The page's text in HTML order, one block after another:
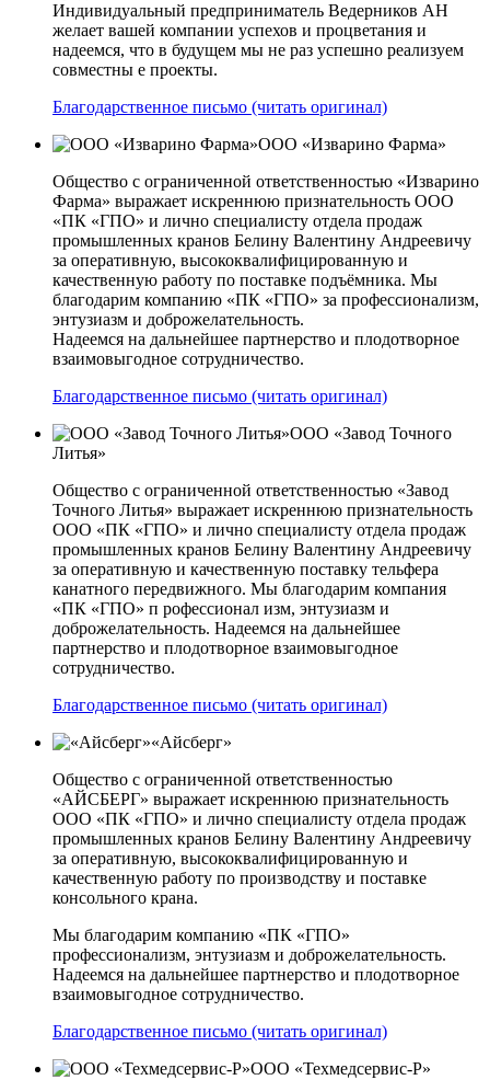
Индивидуальный предприниматель Ведерников АН
желает вашей компании успехов и процветания и
надеемся, что в будущем мы не раз успешно реализуем
совместны е проекты.
Благодарственное письмо (читать оригинал)
ООО «Изварино Фарма»
Общество с ограниченной ответственностью «Изварино
Фарма» выражает искреннюю признательность ООО
«ПК «ГПО» и лично специалисту отдела продаж
промышленных кранов Белину Валентину Андреевичу
за оперативную, высококвалифицированную и
качественную работу по поставке подъёмника. Мы
благодарим компанию «ПК «ГПО» за профессионализм,
энтузиазм и доброжелательность.
Надеемся на дальнейшее партнерство и плодотворное
взаимовыгодное сотрудничество.
Благодарственное письмо (читать оригинал)
ООО «Завод Точного
Литья»
Общество с ограниченной ответственностью «Завод
Точного Литья» выражает искреннюю признательность
ООО «ПК «ГПО» и лично специалисту отдела продаж
промышленных кранов Белину Валентину Андреевичу
за оперативную и качественную поставку тельфера
канатного передвижного. Мы благодарим компания
«ПК «ГПО» п рофессионал изм, энтузиазм и
доброжелательность. Надеемся на дальнейшее
партнерство и плодотворное взаимовыгодное
сотрудничество.
Благодарственное письмо (читать оригинал)
«Айсберг»
Общество с ограниченной ответственностью
«АЙСБЕРГ» выражает искреннюю признательность
ООО «ПК «ГПО» и лично специалисту отдела продаж
промышленных кранов Белину Валентину Андреевичу
за оперативную, высококвалифицированную и
качественную работу по производству и поставке
консольного крана.
Мы благодарим компанию «ПК «ГПО»
профессионализм, энтузиазм и доброжелательность.
Надеемся на дальнейшее партнерство и плодотворное
взаимовыгодное сотрудничество.
Благодарственное письмо (читать оригинал)
ООО «Техмедсервис-Р»